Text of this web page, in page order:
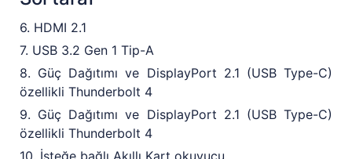
6. HDMI 2.1
7. USB 3.2 Gen 1 Tip-A
8. Güç Dağıtımı ve DisplayPort 2.1 (USB Type-C)
özellikli Thunderbolt 4
9. Güç Dağıtımı ve DisplayPort 2.1 (USB Type-C)
özellikli Thunderbolt 4